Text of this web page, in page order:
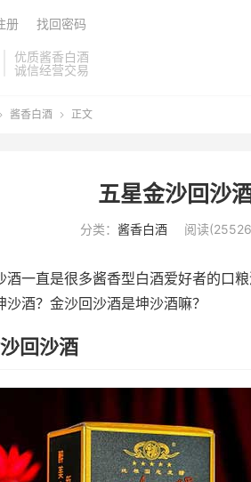
优质酱香白酒
诚信经营交易
册 找回密码
酱香白酒  正文
五星金沙回沙
分类： 酱香白酒 阅读
酒一直是很多酱香型白酒爱好者的口
沙酒？金沙回沙酒是坤沙酒嘛？
回沙酒